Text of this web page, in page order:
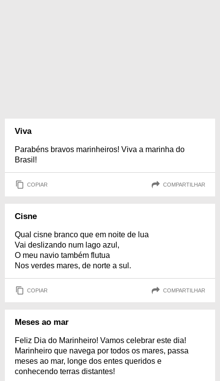
Viva
Parabéns bravos marinheiros! Viva a marinha do
Brasil!
COPIAR COMPARTILHAR
Cisne
Qual cisne branco que em noite de lua
Vai deslizando num lago azul,
O meu navio também flutua
Nos verdes mares, de norte a sul.
COPIAR COMPARTILHAR
Meses ao mar
Feliz Dia do Marinheiro! Vamos celebrar este dia!
Marinheiro que navega por todos os mares, passa
meses ao mar, longe dos entes queridos e
conhecendo terras distantes!